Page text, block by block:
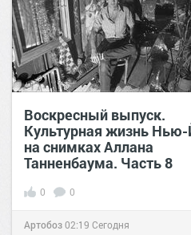
Воскресный выпуск.
Культурная жизнь
на снимках Аллана
Танненбаума. Часть 8
0 0
Артобоз02:19 Сегодня